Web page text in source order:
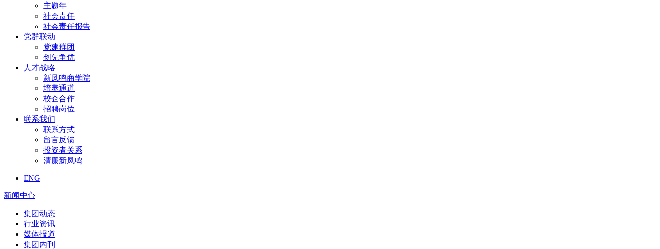
主题年
社会责任
社会责任报告
党群联动
党建群团
创先争优
人才战略
新凤鸣商学院
培养通道
校企合作
招聘岗位
联系我们
联系方式
留言反馈
投资者关系
清廉新凤鸣
ENG
新闻中心
集团动态
行业资讯
媒体报道
集团内刊